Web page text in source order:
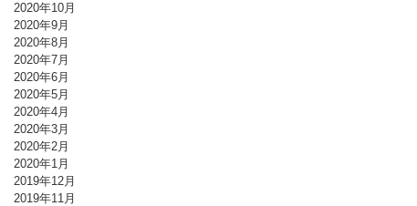
2020年10月
2020年9月
2020年8月
2020年7月
2020年6月
2020年5月
2020年4月
2020年3月
2020年2月
2020年1月
2019年12月
2019年11月